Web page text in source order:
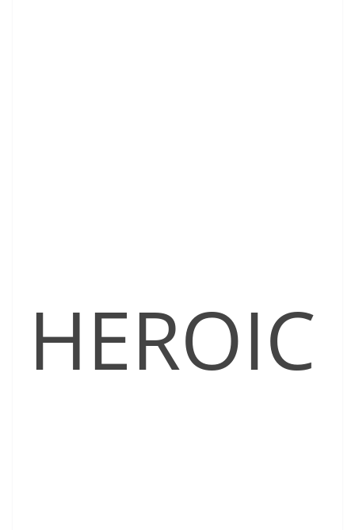
HEROIC